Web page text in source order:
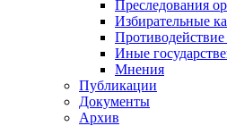
Преследования
Избирательные
Иные
Мнения
Публикации
Документы
Архив